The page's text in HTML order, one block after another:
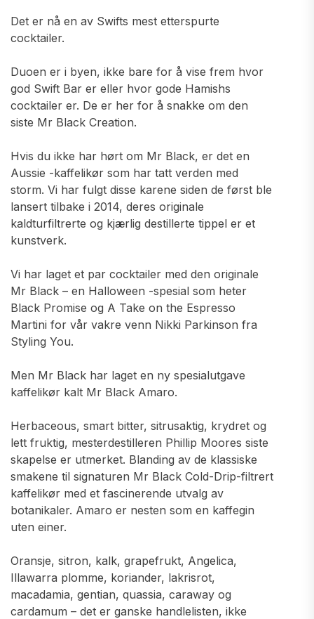
Det er nå en av Swifts mest etterspurte
cocktailer.
Duoen er i byen, ikke bare for å vise frem hvor
god Swift Bar er eller hvor gode Hamishs
cocktailer er. De er her for å snakke om den
siste Mr Black Creation.
Hvis du ikke har hørt om Mr Black, er det en
Aussie -kaffelikør som har tatt verden med
storm. Vi har fulgt disse karene siden de først ble
lansert tilbake i 2014, deres originale
kaldturfiltrerte og kjærlig destillerte tippel er et
kunstverk.
Vi har laget et par cocktailer med den originale
Mr Black – en Halloween -spesial som heter
Black Promise og A Take on the Espresso
Martini for vår vakre venn Nikki Parkinson fra
Styling You.
Men Mr Black har laget en ny spesialutgave
kaffelikør kalt Mr Black Amaro.
Herbaceous, smart bitter, sitrusaktig, krydret og
lett fruktig, mesterdestilleren Phillip Moores siste
skapelse er utmerket. Blanding av de klassiske
smakene til signaturen Mr Black Cold-Drip-filtrert
kaffelikør med et fascinerende utvalg av
botanikaler. Amaro er nesten som en kaffegin
uten einer.
Oransje, sitron, kalk, grapefrukt, Angelica,
Illawarra plomme, koriander, lakrisrot,
macadamia, gentian, quassia, caraway og
cardamum – det er ganske handlelisten, ikke